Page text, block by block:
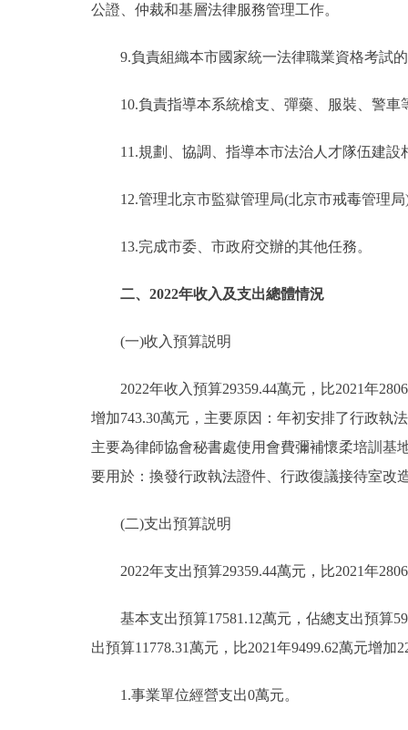
公證、仲裁和基層法律服務管理工作。
9.負責組織本市國家統一法律職業資格考試的
10.負責指導本系統槍支、彈藥、服裝、警車
11.規劃、協調、指導本市法治人才隊伍建設
12.管理北京市監獄管理局(北京市戒毒管理局
13.完成市委、市政府交辦的其他任務。
二、2022年收入及支出總體情況
(一)收入預算説明
2022年收入預算29359.44萬元，比2021年
增加743.30萬元，主要原因：年初安排了行政執
主要為律師協會秘書處使用會費彌補懷柔培訓基
要用於：換發行政執法證件、行政復議接待室改
(二)支出預算説明
2022年支出預算29359.44萬元，比2021年
基本支出預算17581.12萬元，佔總支出預算
出預算11778.31萬元，比2021年9499.62萬元增
1.事業單位經營支出0萬元。